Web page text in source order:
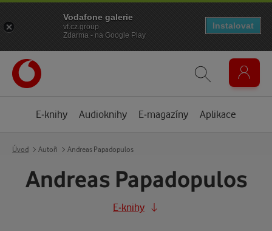
E-knihy Audioknihy E-magazíny Aplikace
Úvod Autoři Andreas Papadopulos
Andreas Papadopulos
E-knihy
Vodafone galerie
vf.cz.group
Zdarma - na Google Play
Instalovat